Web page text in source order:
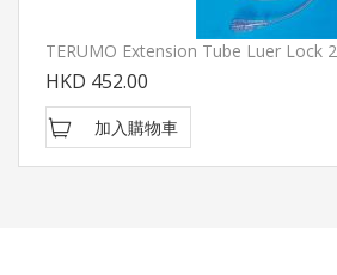
TERUMO Extension Tube Luer Lock
HKD 452.00
加入購物車